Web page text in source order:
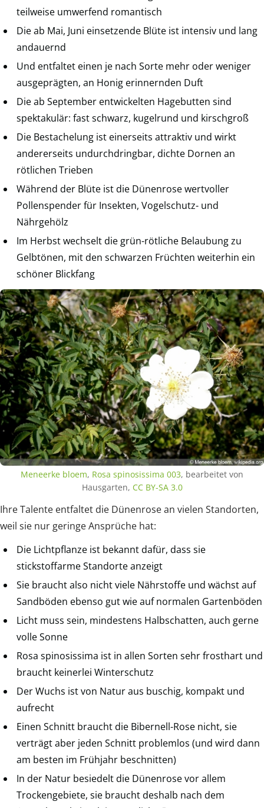
teilweise umwerfend romantisch
Die ab Mai, Juni einsetzende Blüte ist intensiv und lang
andauernd
Und entfaltet einen je nach Sorte mehr oder weniger
ausgeprägten, an Honig erinnernden Duft
Die ab September entwickelten Hagebutten sind
spektakulär: fast schwarz, kugelrund und kirschgroß
Die Bestachelung ist einerseits attraktiv und wirkt
andererseits undurchdringbar, dichte Dornen an
rötlichen Trieben
Während der Blüte ist die Dünenrose wertvoller
Pollenspender für Insekten, Vogelschutz- und
Nährgehölz
Im Herbst wechselt die grün-rötliche Belaubung zu
Gelbtönen, mit den schwarzen Früchten weiterhin ein
schöner Blickfang
Meneerke bloem, Rosa spinosissima 003, bearbeitet von
Hausgarten, CC BY-SA 3.0
Ihre Talente entfaltet die Dünenrose an vielen Standorten,
weil sie nur geringe Ansprüche hat:
Die Lichtpflanze ist bekannt dafür, dass sie
stickstoffarme Standorte anzeigt
Sie braucht also nicht viele Nährstoffe und wächst auf
Sandböden ebenso gut wie auf normalen Gartenböden
Licht muss sein, mindestens Halbschatten, auch gerne
volle Sonne
Rosa spinosissima ist in allen Sorten sehr frosthart und
braucht keinerlei Winterschutz
Der Wuchs ist von Natur aus buschig, kompakt und
aufrecht
Einen Schnitt braucht die Bibernell-Rose nicht, sie
verträgt aber jeden Schnitt problemlos (und wird dann
am besten im Frühjahr beschnitten)
In der Natur besiedelt die Dünenrose vor allem
Trockengebiete, sie braucht deshalb nach dem